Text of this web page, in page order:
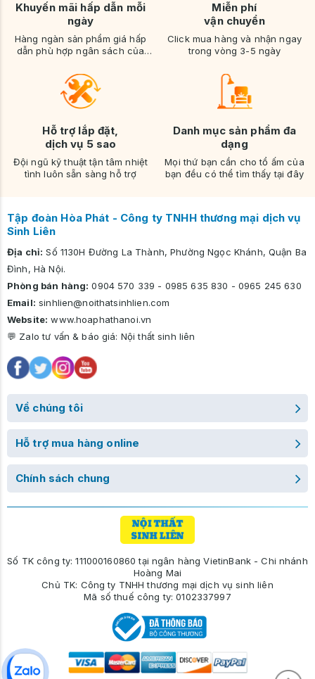
Khuyến mãi hấp dẫn mỗi
ngày
Hàng ngàn sản phẩm giá hấp
dẫn phù hợp ngân sách của
Miễn phí
vận chuyển
Click mua hàng và nhận ngay
trong vòng 3-5 ngày
Hỗ trợ lắp đặt,
dịch vụ 5 sao
Đội ngũ kỹ thuật tận tâm nhiệt
tình luôn sẵn sàng hỗ trợ
Danh mục sản phẩm đa
dạng
Mọi thứ bạn cần cho tổ ấm của
bạn đều có thể tìm thấy tại đây
Tập đoàn Hòa Phát - Công ty TNHH thương mại dịch vụ
Sinh Liên
Địa chỉ: Số 1130H Đường La Thành, Phường Ngọc Khánh, Quận Ba
Đình, Hà Nội.
Phòng bán hàng: 0904 570 339 - 0985 635 830 - 0965 245 630
Email: sinhlien@noithatsinhlien.com
Website: www.hoaphathanoi.vn
💬 Zalo tư vấn & báo giá: Nội thất sinh liên
Về chúng tôi
Hỗ trợ mua hàng online
Chính sách chung
Số TK công ty: 111000160860 tại ngân hàng VietinBank - Chi nhánh
Hoàng Mai
Chủ TK: Công ty TNHH thương mại dịch vụ sinh liên
Mã số thuế công ty: 0102337997